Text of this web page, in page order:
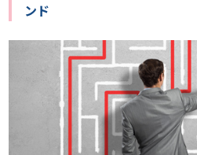
ンド